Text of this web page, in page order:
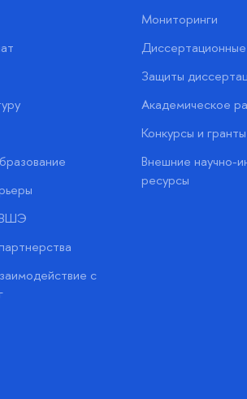
ВШЭ
с
Мониторинги
Защиты
Академическое
Конкурсы и гранты
Внешние научно-
ресурсы